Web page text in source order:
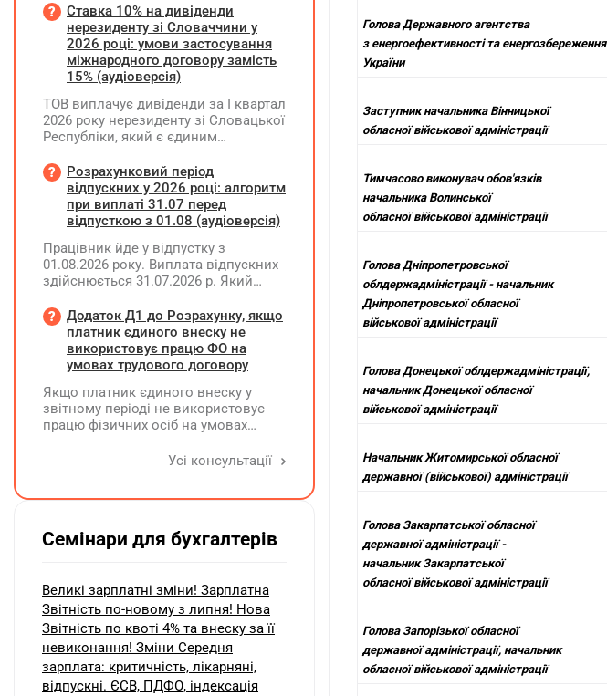
Голова Державного агентства
з енергоефективності та енергозбереження
України
Заступник начальника Вінницької
обласної військової адміністрації
Тимчасово виконувач обов'язків
начальника Волинської
обласної військової адміністрації
Голова Дніпропетровської
облдержадміністрації - начальник
Дніпропетровської обласної
військової адміністрації
Голова Донецької облдержадміністрації,
начальник Донецької обласної
військової адміністрації
Начальник Житомирської обласної
державної (військової) адміністрації
Голова Закарпатської обласної
державної адміністрації -
начальник Закарпатської
обласної військової адміністрації
Голова Запорізької обласної
державної адміністрації, начальник
обласної військової адміністрації
виправленні помилок, допущених за
минулі податкові (звітні) періоди – з
01.01.2027 року
Ставка 10% на дивіденди
нерезиденту зі Словаччини у
2026 році: умови застосування
міжнародного договору замість
15% (аудіоверсія)
ТОВ виплачує дивіденди за І квартал
2026 року нерезиденту зі Словацької
Республіки, який є єдиним
застосування положень
міжнародного договору для
визначення ставки податку на
доходи нерезидентів (базова 15% чи
Розрахунковий період
відпускних у 2026 році: алгоритм
при виплаті 31.07 перед
відпусткою з 01.08 (аудіоверсія)
Працівник йде у відпустку з
01.08.2026 року. Виплата відпускних
здійснюється 31.07.2026 р. Який
застосовується для нарахування
відпускних згідно з нормами
законодавства?
Додаток Д1 до Розрахунку, якщо
платник єдиного внеску не
використовує працю ФО на
умовах трудового договору
Якщо платник єдиного внеску у
звітному періоді не використовує
працю фізичних осіб на умовах
на інших умовах, передбачених
Усі консультації
Семінари для бухгалтерів
Великі зарплатні зміни! Зарплатна
Звітність по-новому з липня! Нова
Звітність по квоті 4% та внеску за її
невиконання! Зміни Середня
зарплата: критичність, лікарняні,
відпускні. ЄСВ, ПДФО, індексація